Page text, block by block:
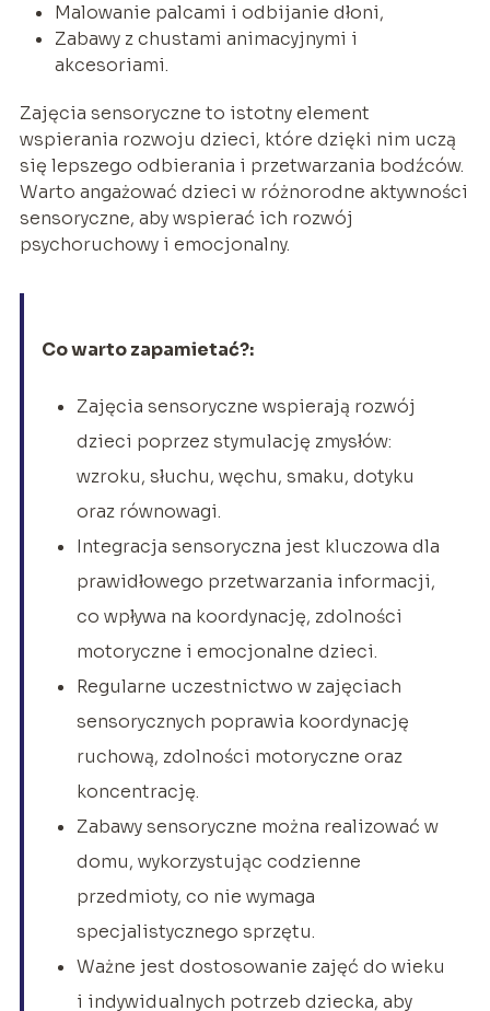
Malowanie palcami i odbijanie dłoni,
Zabawy z chustami animacyjnymi i
akcesoriami.
Zajęcia sensoryczne to istotny element
wspierania rozwoju dzieci, które dzięki nim uczą
się lepszego odbierania i przetwarzania bodźców.
Warto angażować dzieci w różnorodne aktywności
sensoryczne, aby wspierać ich rozwój
psychoruchowy i emocjonalny.
Co warto zapamietać?:
Zajęcia sensoryczne wspierają rozwój
dzieci poprzez stymulację zmysłów:
wzroku, słuchu, węchu, smaku, dotyku
oraz równowagi.
Integracja sensoryczna jest kluczowa dla
prawidłowego przetwarzania informacji,
co wpływa na koordynację, zdolności
motoryczne i emocjonalne dzieci.
Regularne uczestnictwo w zajęciach
sensorycznych poprawia koordynację
ruchową, zdolności motoryczne oraz
koncentrację.
Zabawy sensoryczne można realizować w
domu, wykorzystując codzienne
przedmioty, co nie wymaga
specjalistycznego sprzętu.
Ważne jest dostosowanie zajęć do wieku
i indywidualnych potrzeb dziecka, aby